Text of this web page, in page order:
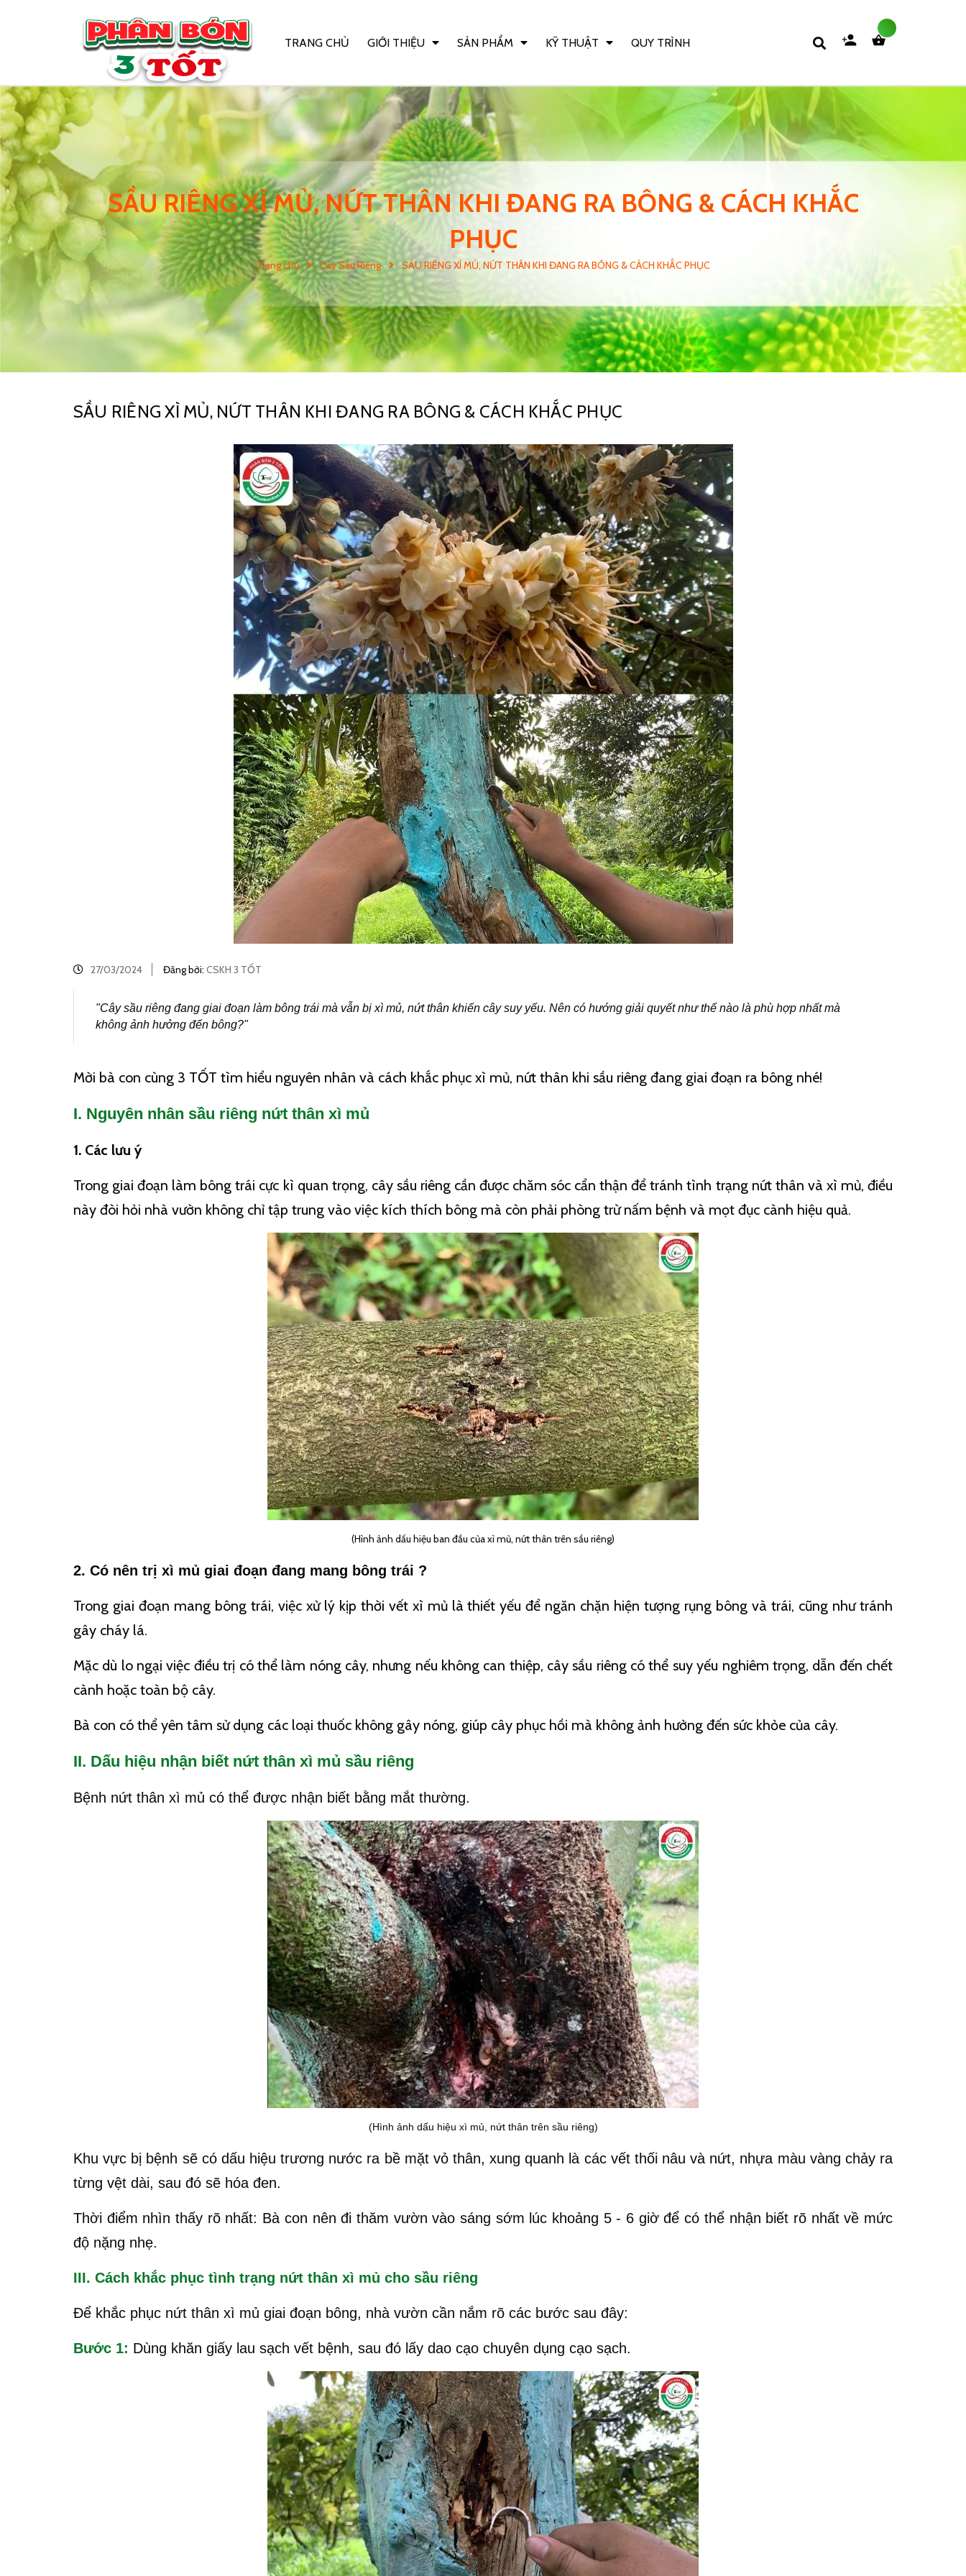
TRANG CHỦ GIỚI THIỆU SẢN PHẨM KỸ THUẬT QUY TRÌNH
SẦU RIÊNG XÌ MỦ, NỨT THÂN KHI ĐANG RA BÔNG & CÁCH KHẮC
PHỤC
Trang chủ Cây Sầu Riêng SẦU RIÊNG XÌ MỦ, NỨT THÂN KHI ĐANG RA BÔNG & CÁCH KHẮC PHỤC
SẦU RIÊNG XÌ MỦ, NỨT THÂN KHI ĐANG RA BÔNG & CÁCH KHẮC PHỤC
27/03/2024 Đăng bởi: CSKH 3 TỐT
"Cây sầu riêng đang giai đoạn làm bông trái mà vẫn bị xì mủ, nứt thân khiến cây suy yếu. Nên có hướng giải quyết như thế nào là phù hợp nhất mà
không ảnh hưởng đến bông?"
Mời bà con cùng 3 TỐT tìm hiểu nguyên nhân và cách khắc phục xì mủ, nứt thân khi sầu riêng đang giai đoạn ra bông nhé!
I. Nguyên nhân sầu riêng nứt thân xì mủ
1. Các lưu ý
Trong giai đoạn làm bông trái cực kì quan trọng, cây sầu riêng cần được chăm sóc cẩn thận để tránh tình trạng nứt thân và xì mủ, điều
này đòi hỏi nhà vườn không chỉ tập trung vào việc kích thích bông mà còn phải phòng trừ nấm bệnh và mọt đục cành hiệu quả.
(Hình ảnh dấu hiệu ban đầu của xì mủ, nứt thân trên sầu riêng)
2. Có nên trị xì mủ giai đoạn đang mang bông trái ?
Trong giai đoạn mang bông trái, việc xử lý kịp thời vết xì mủ là thiết yếu để ngăn chặn hiện tượng rụng bông và trái, cũng như tránh
gây cháy lá.
Mặc dù lo ngại việc điều trị có thể làm nóng cây, nhưng nếu không can thiệp, cây sầu riêng có thể suy yếu nghiêm trọng, dẫn đến chết
cành hoặc toàn bộ cây.
Bà con có thể yên tâm sử dụng các loại thuốc không gây nóng, giúp cây phục hồi mà không ảnh hưởng đến sức khỏe của cây.
II. Dấu hiệu nhận biết nứt thân xì mủ sầu riêng
Bệnh nứt thân xì mủ có thể được nhận biết bằng mắt thường.
(Hình ảnh dấu hiệu xì mủ, nứt thân trên sầu riêng)
Khu vực bị bệnh sẽ có dấu hiệu trương nước ra bề mặt vỏ thân, xung quanh là các vết thối nâu và nứt, nhựa màu vàng chảy ra
từng vệt dài, sau đó sẽ hóa đen.
Thời điểm nhìn thấy rõ nhất: Bà con nên đi thăm vườn vào sáng sớm lúc khoảng 5 - 6 giờ để có thể nhận biết rõ nhất về mức
độ nặng nhẹ.
III. Cách khắc phục tình trạng nứt thân xì mủ cho sầu riêng
Để khắc phục nứt thân xì mủ giai đoạn bông, nhà vườn cần nắm rõ các bước sau đây:
Bước 1: Dùng khăn giấy lau sạch vết bệnh, sau đó lấy dao cạo chuyên dụng cạo sạch.